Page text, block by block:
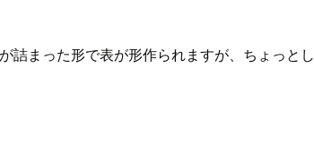
まった形で表が形作られますが、ちょっ